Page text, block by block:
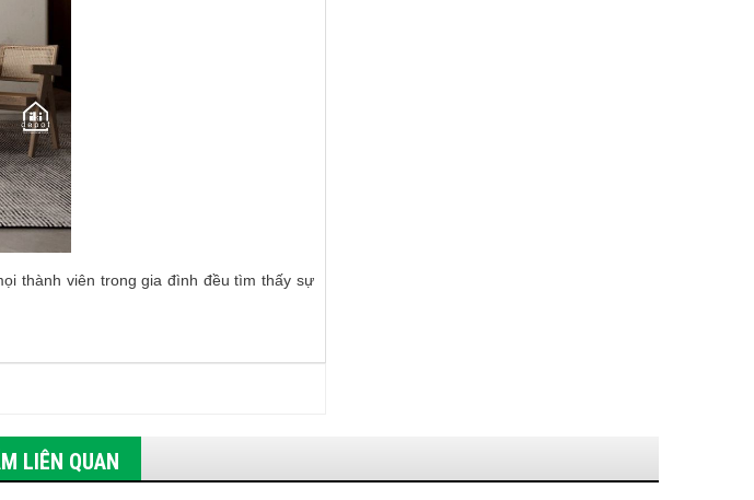
thành viên trong gia đình đều tìm thấy sự
LIÊN QUAN